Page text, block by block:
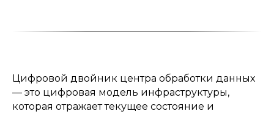
Цифровой двойник центра обработки данных
— это цифровая модель инфраструктуры,
которая отражает текущее состояние и